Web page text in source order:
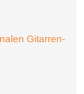
Gitarren-